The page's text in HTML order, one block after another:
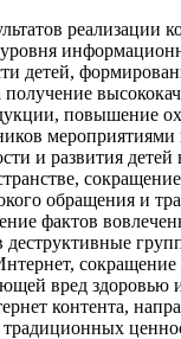
реализации
детей,
повышение
мероприятиями
и развития детей
сокращение
обращения и
фактов
деструктивные
сокращение
вред здоровью
контента,